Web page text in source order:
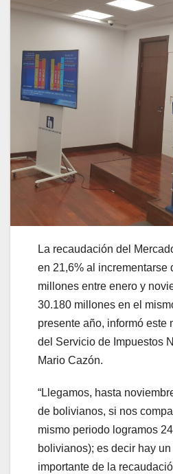
La recaudación del
en 21,6% al incrementarse
millones entre enero y
30.180 millones en el
presente año, informó este
del Servicio de Impuestos
Mario Cazón.
“Llegamos, hasta
de bolivianos, si nos
mismo periodo logramos
bolivianos); es decir hay
importante de la